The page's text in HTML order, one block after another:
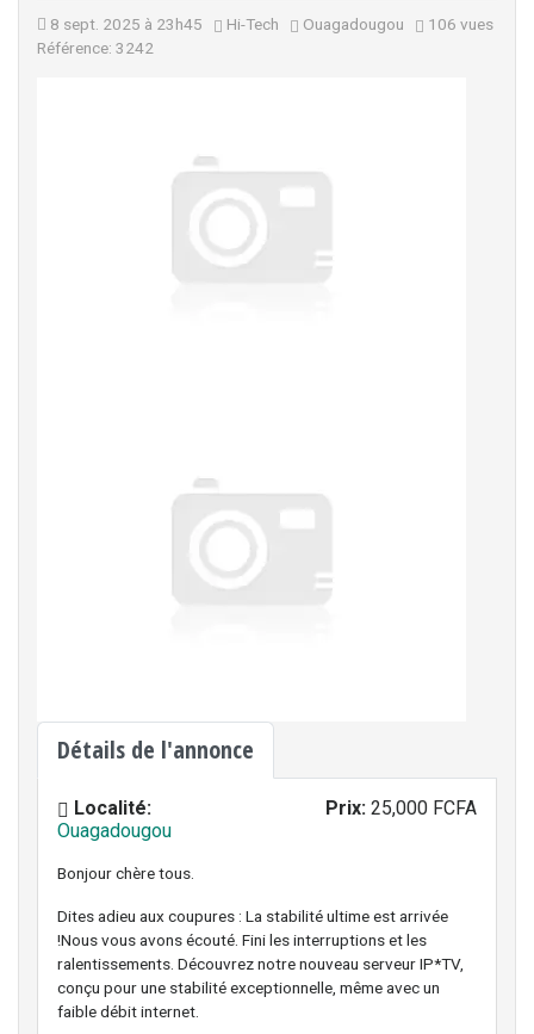
8 sept. 2025 à 23h45 Hi-Tech Ouagadougou
106 vues
Référence: 3242
Détails de l'annonce
Localité:
Ouagadougou
Prix: 25,000 FCFA
Bonjour chère tous.
Dites adieu aux coupures : La stabilité ultime est arrivée
!Nous vous avons écouté. Fini les interruptions et les
ralentissements. Découvrez notre nouveau serveur IP*TV,
conçu pour une stabilité exceptionnelle, même avec un
faible débit internet.